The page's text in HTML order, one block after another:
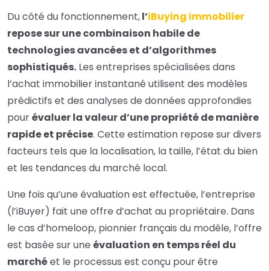
Du côté du fonctionnement,l’iBuying immobilier
repose sur une combinaison habile de
technologies avancées et d’algorithmes
sophistiqués. Les entreprises spécialisées dans
l’achat immobilier instantané utilisent des modèles
prédictifs et des analyses de données approfondies
pourévaluer la valeur d’une propriété de manière
rapide et précise. Cette estimation repose sur divers
facteurs tels que la localisation, la taille, l’état du bien
et les tendances du marché local.
Une fois qu’une évaluation est effectuée, l’entreprise
(l’iBuyer) fait une offre d’achat au propriétaire. Dans
le cas d’homeloop, pionnier français du modèle, l’offre
est basée sur une évaluation en temps réel du
marchéet le processus est conçu pour être